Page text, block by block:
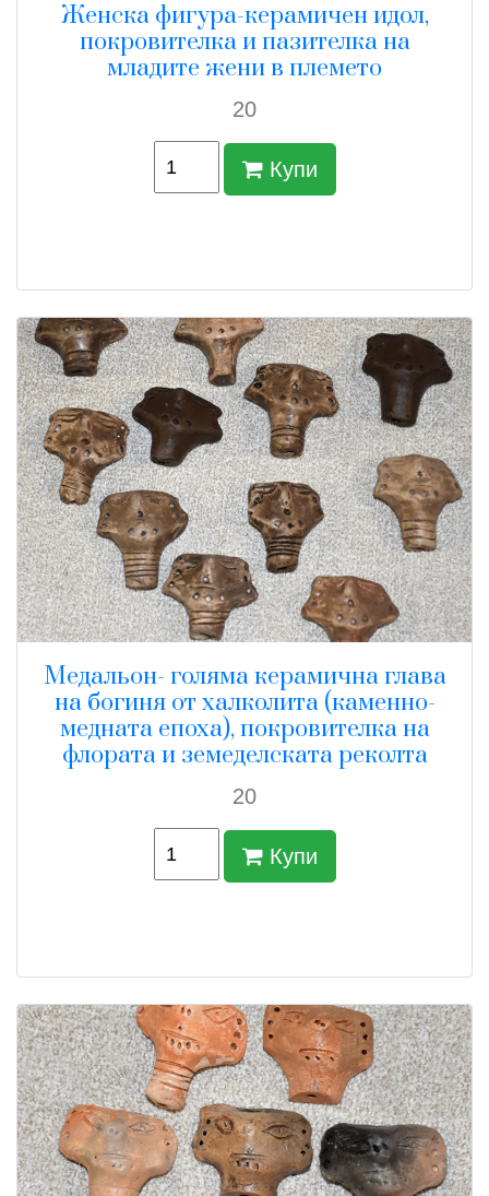
Женска фигура-керамичен идол,
покровителка и пазителка на
младите жени в племето
20
Купи
Медальон- голяма керамична глава
на богиня от халколита (каменно-
медната епоха), покровителка на
флората и земеделската реколта
20
Купи